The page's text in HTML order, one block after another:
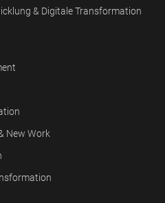
& Digitale Transformation
New Work